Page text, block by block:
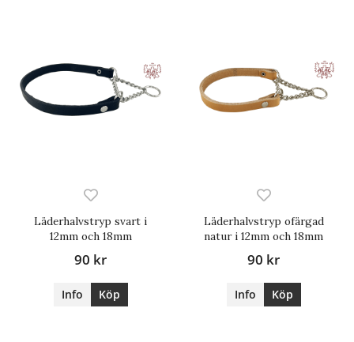
Läderhalvstryp svart i
12mm och 18mm
90 kr
Info Köp
Läderhalvstryp ofärgad
natur i 12mm och 18mm
90 kr
Info Köp